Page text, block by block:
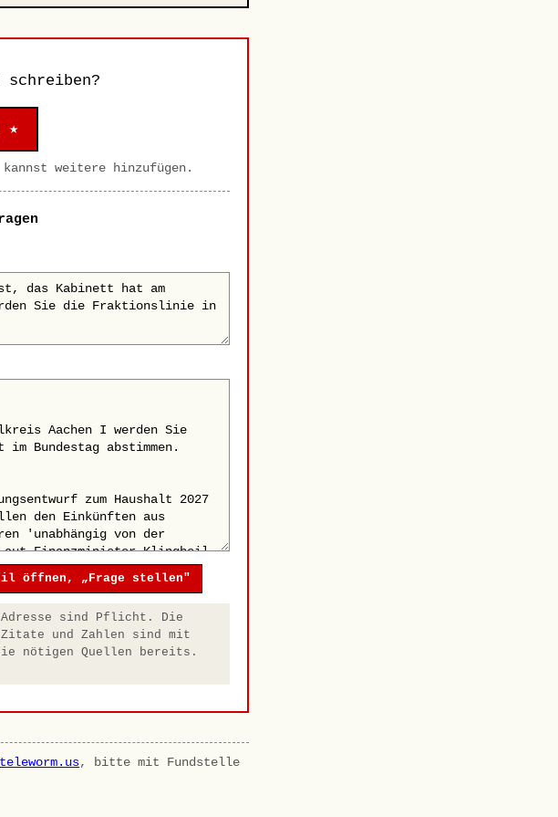
schreiben?
★
weitere hinzufügen.
öffnen, „Frage stellen"
Adresse sind Pflicht. Die
Zitate und Zahlen sind mit
nötigen Quellen bereits.
, bitte mit Fundstelle